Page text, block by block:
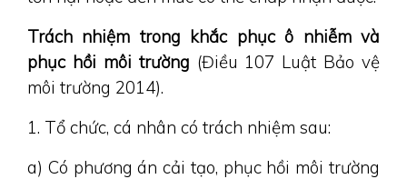
Trách nhiệm trong khắc phục ô nhiễm và
phục hồi môi trường (Điều 107 Luật Bảo vệ
môi trường 2014).
1. Tổ chức, cá nhân có trách nhiệm sau:
a) Có phương án cải tạo, phục hồi môi trường